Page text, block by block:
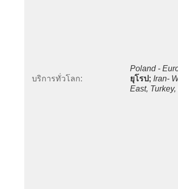
บริการทั่วโลก:
Poland -
ยุโรป; Iran-
East, Turkey,